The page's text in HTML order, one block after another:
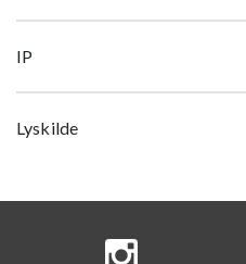
IP
Lyskilde